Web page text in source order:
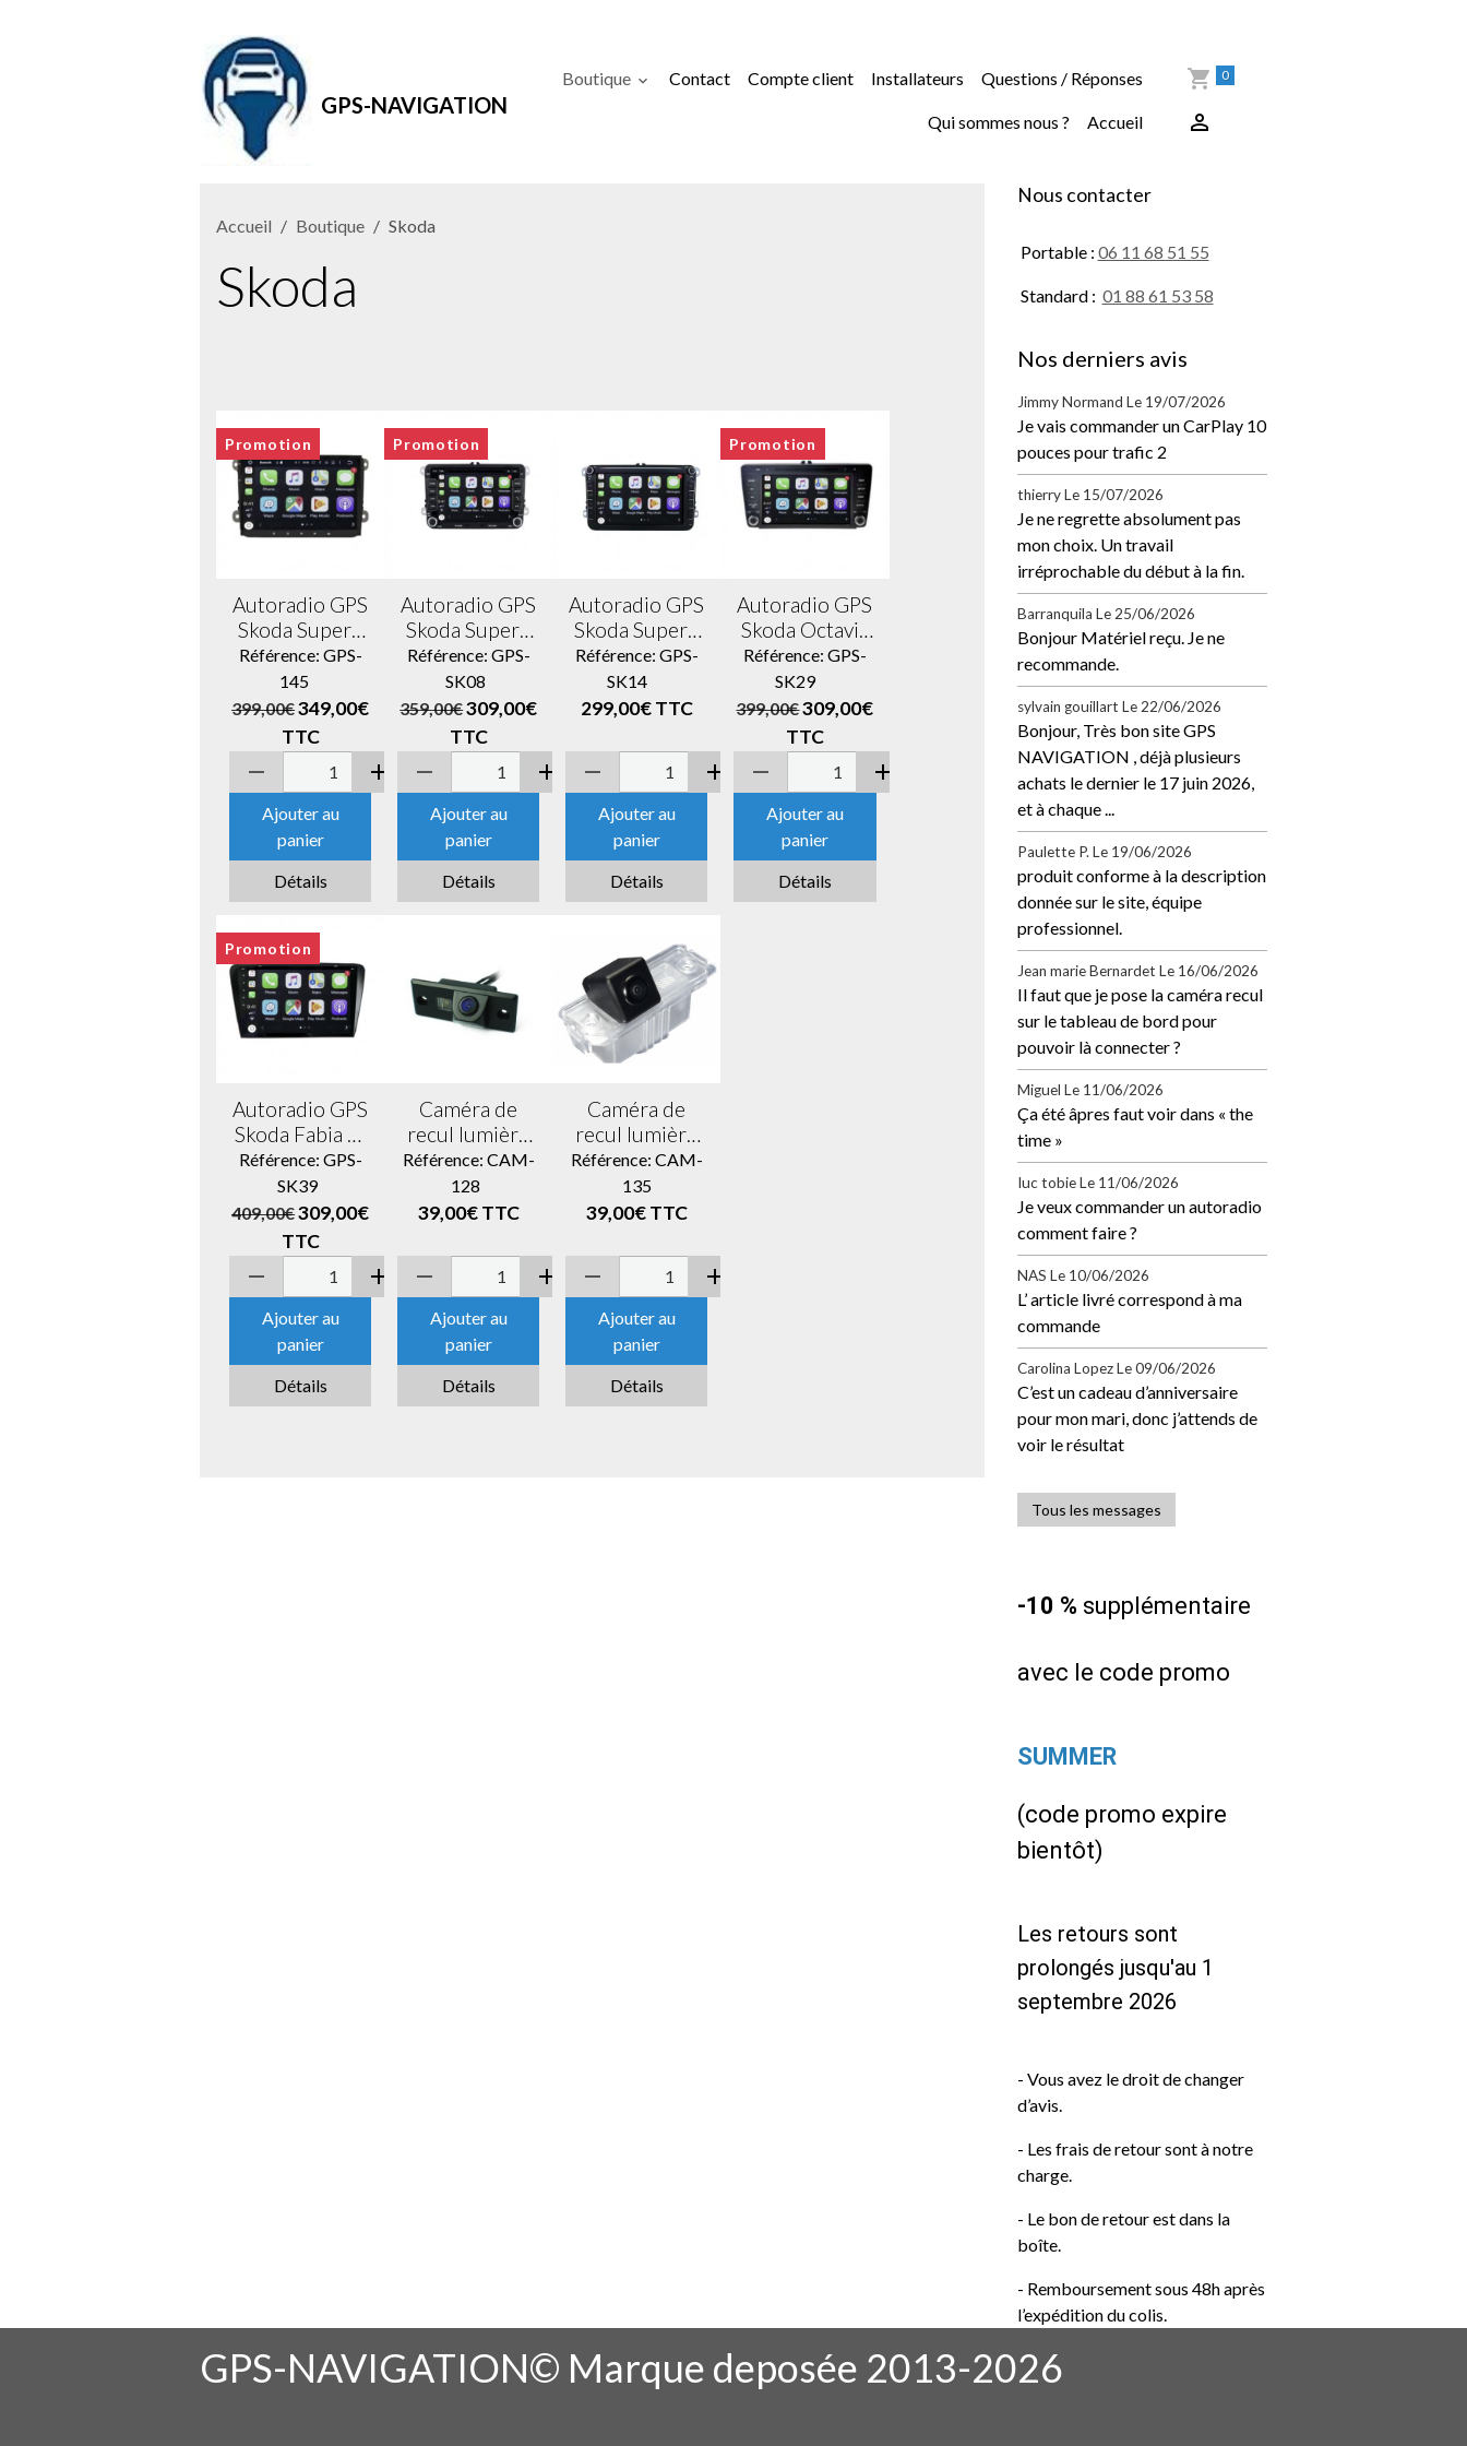
GPS-NAVIGATION
Boutique Contact Compte client Installateurs Questions / Réponses
Qui sommes nous ? Accueil
0
Accueil Boutique Skoda
Skoda
Promotion
Autoradio GPS
Skoda Superb
Octavia Yeti
Roomster
Fabia Rapid
écran
entièrement
Bluetooth
Android &
Apple Carplay
+ caméra de
recul
Référence: GPS-
145
399,00€349,00€
TTC
Ajouter au
panier
Détails
Promotion
Autoradio GPS
Skoda Superb
Octavia Yeti
Roomster
Fabia Rapid
écran tactile
avec boutons
classique
Bluetooth
Android &
Apple Carplay
+ caméra de
recul
Référence: GPS-
SK08
359,00€309,00€
TTC
Ajouter au
panier
Détails
Autoradio GPS
Skoda Superb
Octavia Yeti
Roomster
Fabia Rapid
entièrement
Bluetooth
Android &
Apple Carplay
+ caméra de
recul
Référence: GPS-
SK14
299,00€TTC
Ajouter au
panier
Détails
Promotion
Autoradio GPS
Skoda Octavia
et Yeti écran
tactile avec
boutons
classique
Bluetooth
Android &
Apple Carplay
+ caméra de
recul
Référence: GPS-
SK29
399,00€309,00€
TTC
Ajouter au
panier
Détails
Promotion
Autoradio GPS
Skoda Fabia et
Octavia à partir
de 2013 écran
entièrement
tactile
Bluetooth
Android &
Apple Carplay
+ caméra de
recul
Référence: GPS-
SK39
409,00€309,00€
TTC
Ajouter au
panier
Détails
Caméra de
recul lumière
de plaque
Skoda Fabia
Référence: CAM-
128
39,00€TTC
Ajouter au
panier
Détails
Caméra de
recul lumière
de plaque
Skoda Superb
Référence: CAM-
135
39,00€TTC
Ajouter au
panier
Détails
Nous contacter
Portable : 06 11 68 51 55
Standard : 01 88 61 53 58
Nos derniers avis
Jimmy Normand Le 19/07/2026
Je vais commander un CarPlay 10
pouces pour trafic 2
thierry Le 15/07/2026
Je ne regrette absolument pas
mon choix. Un travail
irréprochable du début à la fin.
Barranquila Le 25/06/2026
Bonjour Matériel reçu. Je ne
recommande.
sylvain gouillart Le 22/06/2026
Bonjour, Très bon site GPS
NAVIGATION , déjà plusieurs
achats le dernier le 17 juin 2026,
et à chaque ...
Paulette P. Le 19/06/2026
produit conforme à la description
donnée sur le site, équipe
professionnel.
Jean marie Bernardet Le 16/06/2026
Il faut que je pose la caméra recul
sur le tableau de bord pour
pouvoir là connecter ?
Miguel Le 11/06/2026
Ça été âpres faut voir dans « the
time »
Iuc tobie Le 11/06/2026
Je veux commander un autoradio
comment faire ?
NAS Le 10/06/2026
L’ article livré correspond à ma
commande
Carolina Lopez Le 09/06/2026
C’est un cadeau d’anniversaire
pour mon mari, donc j’attends de
voir le résultat
Tous les messages
-10 % supplémentaire
avec le code promo
SUMMER
(code promo expire
bientôt)
Les retours sont
prolongés jusqu'au 1
septembre 2026
- Vous avez le droit de changer
d’avis.
- Les frais de retour sont à notre
charge.
- Le bon de retour est dans la
boîte.
- Remboursement sous 48h après
l’expédition du colis.
GPS-NAVIGATION© Marque deposée 2013-2026